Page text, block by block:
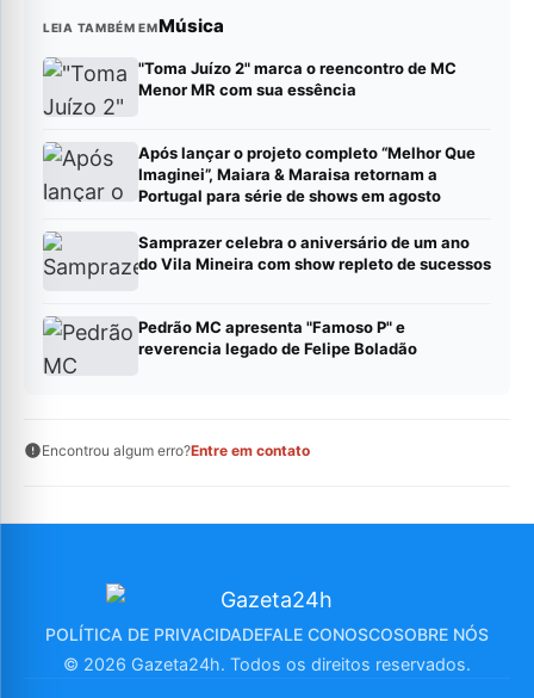
LEIA TAMBÉM EMMúsica
"Toma Juízo 2" marca o reencontro de MC
Menor MR com sua essência
Após lançar o projeto completo “Melhor Que
Imaginei”, Maiara & Maraisa retornam a
Portugal para série de shows em agosto
Samprazer celebra o aniversário de um ano
do Vila Mineira com show repleto de sucessos
Pedrão MC apresenta "Famoso P" e
reverencia legado de Felipe Boladão
Encontrou algum erro?Entre em contato
POLÍTICA DE PRIVACIDADEFALE CONOSCOSOBRE NÓS
© 2026 Gazeta24h. Todos os direitos reservados.